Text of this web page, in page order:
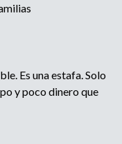
Es una estafa. Solo
y poco dinero que